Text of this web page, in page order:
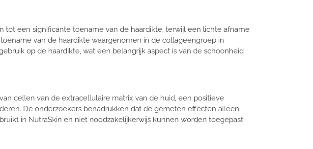
een significante toename van de haardikte, terwijl een lichte afname
van de haardikte waargenomen in de collageengroep in
op de haardikte, wat een belangrijk aspect is van de schoonheid
cellen van de extracellulaire matrix van de huid, een positieve
De onderzoekers benadrukken dat de gemeten effecten alleen
in NutraSkin en niet noodzakelijkerwijs kunnen worden toegepast